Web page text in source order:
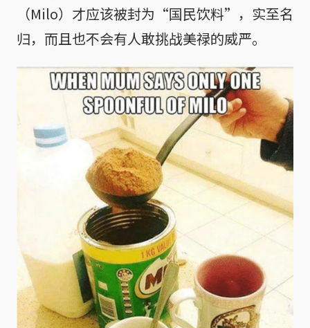
（Milo）才应该被封为“国民饮料”，实至名
归，而且也不会有人敢挑战美禄的威严。